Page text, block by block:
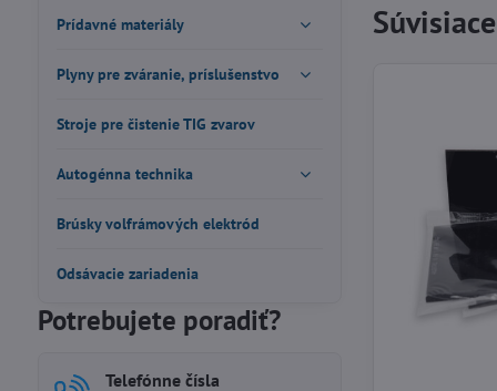
Prídavné materiály
Plyny pre zváranie, príslušenstvo
Stroje pre čistenie TIG zvarov
Autogénna technika
Brúsky volfrámových elektród
Odsávacie zariadenia
Potrebujete poradiť?
Telefónne čísla